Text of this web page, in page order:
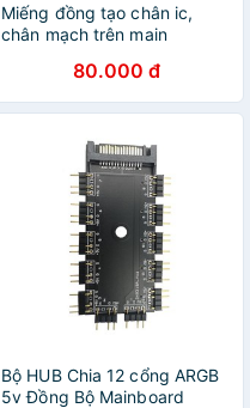
Miếng đồng tạo chân ic,
chân mạch trên main
80.000 đ
Bộ HUB Chia 12 cổng ARGB
5v Đồng Bộ Mainboard